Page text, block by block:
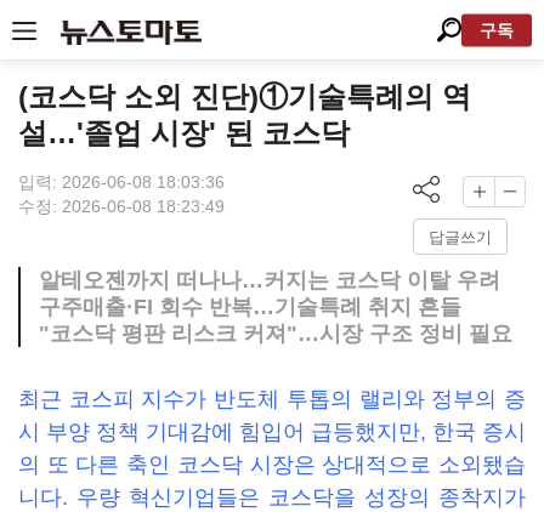
구독
(코스닥 소외 진단)①기술특례의 역
설…'졸업 시장' 된 코스닥
입력: 2026-06-08 18:03:36
수정: 2026-06-08 18:23:49
답글쓰기
알테오젠까지 떠나나…커지는 코스닥 이탈 우려
구주매출·FI 회수 반복…기술특례 취지 흔들
"코스닥 평판 리스크 커져"…시장 구조 정비 필요
최근 코스피 지수가 반도체 투톱의 랠리와 정부의 증
시 부양 정책 기대감에 힘입어 급등했지만, 한국 증시
의 또 다른 축인 코스닥 시장은 상대적으로 소외됐습
니다. 우량 혁신기업들은 코스닥을 성장의 종착지가